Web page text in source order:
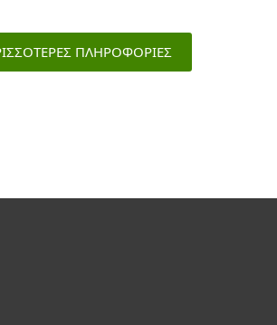
ΠΛΗΡΟΦΟΡΊΕΣ